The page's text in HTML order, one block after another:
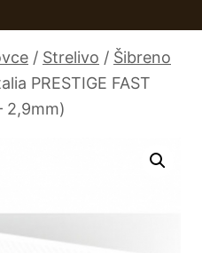
/ Strelivo / Šibreno
PRESTIGE FAST
2,9mm)